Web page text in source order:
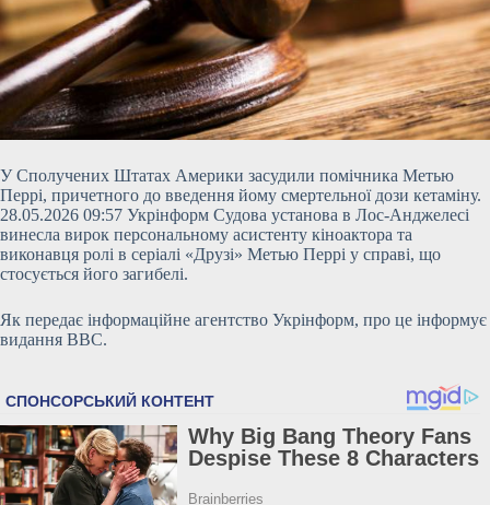
У Сполучених Штатах Америки засудили помічника Метью
Перрі, причетного до введення йому смертельної дози кетаміну.
28.05.2026 09:57 Укрінформ Судова установа в Лос-Анджелесі
винесла вирок персональному асистенту кіноактора та
виконавця ролі в серіалі «Друзі» Метью Перрі у справі, що
стосується його загибелі.
Як передає інформаційне агентство Укрінформ, про це інформує
видання BBC.